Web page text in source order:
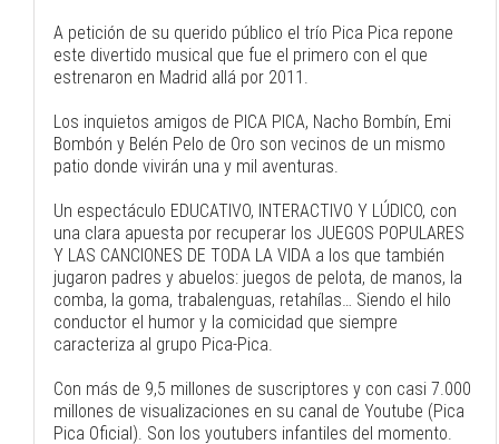
A petición de su querido público el trío Pica Pica repone
este divertido musical que fue el primero con el que
estrenaron en Madrid allá por 2011.
Los inquietos amigos de PICA PICA, Nacho Bombín, Emi
Bombón y Belén Pelo de Oro son vecinos de un mismo
patio donde vivirán una y mil aventuras.
Un espectáculo EDUCATIVO, INTERACTIVO Y LÚDICO, con
una clara apuesta por recuperar los JUEGOS POPULARES
Y LAS CANCIONES DE TODA LA VIDA a los que también
jugaron padres y abuelos: juegos de pelota, de manos, la
comba, la goma, trabalenguas, retahílas… Siendo el hilo
conductor el humor y la comicidad que siempre
caracteriza al grupo Pica-Pica.
Con más de 9,5 millones de suscriptores y con casi 7.000
millones de visualizaciones en su canal de Youtube (Pica
Pica Oficial). Son los youtubers infantiles del momento.